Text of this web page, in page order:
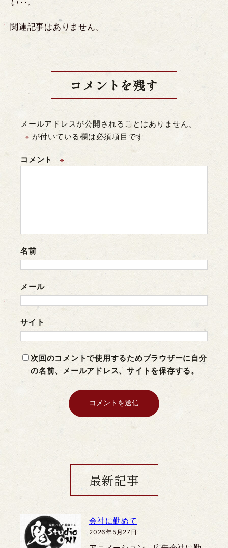
い‥。
関連記事はありません。
コメントを残す
メールアドレスが公開されることはありません。
※ が付いている欄は必須項目です
コメント ※
名前
メール
サイト
次回のコメントで使用するためブラウザーに自分
の名前、メールアドレス、サイトを保存する。
最新記事
会社に勤めて
2026年5月27日